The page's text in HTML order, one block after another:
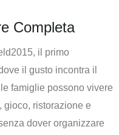
Completa
il primo
il gusto incontra il
famiglie possono vivere
gioco, ristorazione e
dover organizzare